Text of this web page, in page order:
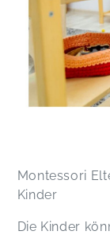
Montessori
Kinder
Die Kinder